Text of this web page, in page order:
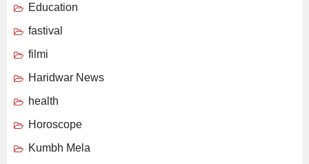
Education
fastival
filmi
Haridwar News
health
Horoscope
Kumbh Mela